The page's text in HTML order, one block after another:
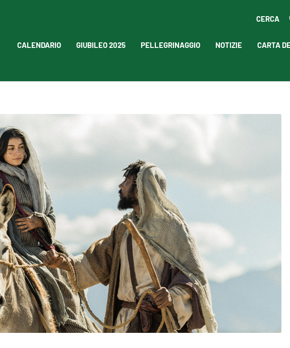
CERCA
CALENDARIO GIUBILEO 2025 PELLEGRINAGGIO NOTIZIE CARTA